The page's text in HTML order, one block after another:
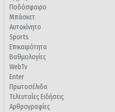
Ποδόσφαιρο
Μπάσκετ
Αυτοκίνητο
Sports
Επικαιρότητα
Βαθμολογίες
WebTv
Enter
Πρωτοσέλιδα
Τελευταίες Ειδήσεις
Αρθρογραφίες